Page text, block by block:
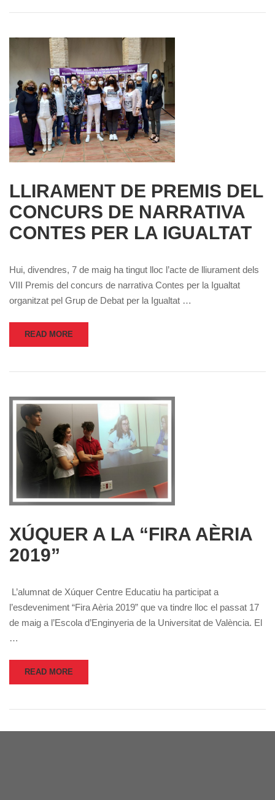
LLIRAMENT DE PREMIS DEL
CONCURS DE NARRATIVA
CONTES PER LA IGUALTAT
Hui, divendres, 7 de maig ha tingut lloc l’acte de lliurament dels
VIII Premis del concurs de narrativa Contes per la Igualtat
organitzat pel Grup de Debat per la Igualtat …
READ MORE
XÚQUER A LA “FIRA AÈRIA
2019”
L’alumnat de Xúquer Centre Educatiu ha participat a
l’esdeveniment “Fira Aèria 2019” que va tindre lloc el passat 17
de maig a l’Escola d’Enginyeria de la Universitat de València. El
…
READ MORE